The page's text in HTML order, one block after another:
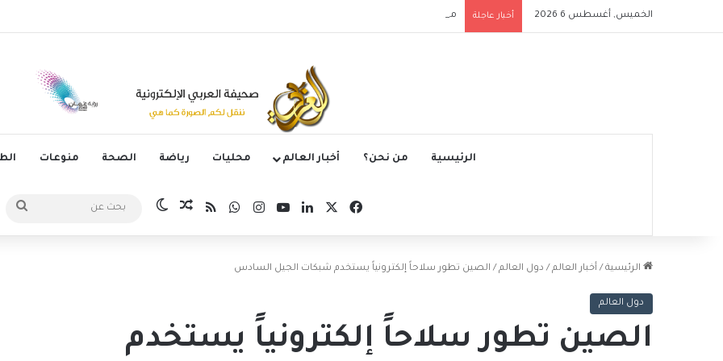
الخميس, أغسطس 6 2026 أخبار عاجلة ملعب الرياض إير ميتروبوليتانو يستضيف قمة إسبانيا وإنجلترا في دوري الأمم الأوروبية
الرئيسية من نحن؟ أخبار العالم محليات رياضة الصحة منوعات
فيسبوكلينكدإن‫YouTubeانستقرام
واتسابملخص الموقع RSS
مقال عشوائي
الوضع المظلم
عن
الرئيسية / أخبار العالم / دول العالم / الصين تطور سلاحاً إلكترونياً يستخدم شبكات الجيل السادس
دول العالم
الصين تطور سلاحاً إلكترونياً يستخدم